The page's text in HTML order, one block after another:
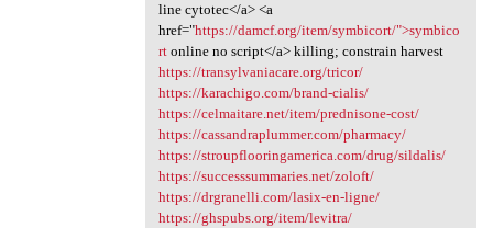
line cytotec</a> <a
href="https://damcf.org/item/symbicort/">symbico
rtonline no script</a> killing; constrain harvest
https://transylvaniacare.org/tricor/
https://karachigo.com/brand-cialis/
https://celmaitare.net/item/prednisone-cost/
https://cassandraplummer.com/pharmacy/
https://stroupflooringamerica.com/drug/sildalis/
https://successsummaries.net/zoloft/
https://drgranelli.com/lasix-en-ligne/
https://ghspubs.org/item/levitra/